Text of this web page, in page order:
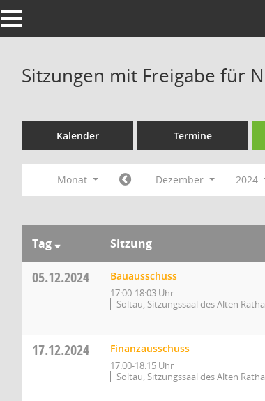
Toggle navigation
Sitzungen mit Freigabe für
Kalender Termine
Monat Dezember 2024
Tag Sitzung
05.12.2024 Bauausschuss
17:00-18:03 Uhr
Soltau, Sitzungssaal des Alten
17.12.2024 Finanzausschuss
17:00-18:15 Uhr
Soltau, Sitzungssaal des Alten